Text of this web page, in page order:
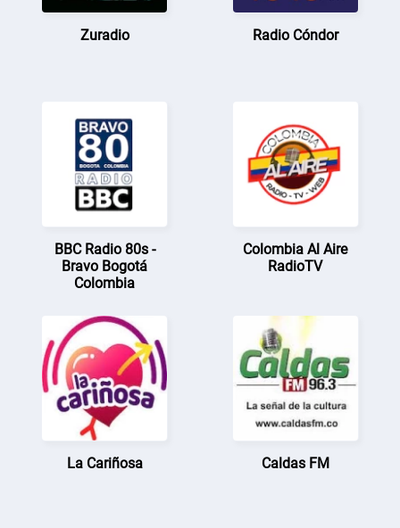
Zuradio Radio Cóndor
BBC Radio 80s -
Bravo Bogotá
Colombia
Colombia Al Aire
RadioTV
La Cariñosa Caldas FM